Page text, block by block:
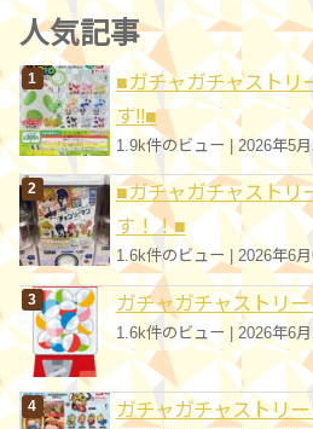
ゴ
リ
ー
人気記事
■ガチャガチャストリ
す!!■
1.9k件のビュー |2026年5
■ガチャガチャストリ
す！！■
1.6k件のビュー 2026年6
ガチャガチャストリ
1.6k件のビュー | 2026年6
ガチャガチャストリ